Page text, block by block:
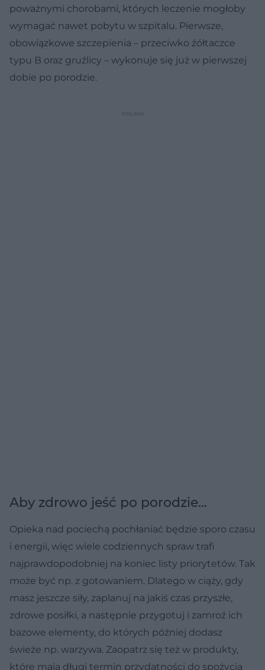
poważnymi chorobami, których leczenie mogłoby
wymagać nawet pobytu w szpitalu. Pierwsze,
obowiązkowe szczepienia – przeciwko żółtaczce
typu B oraz gruźlicy – wykonuje się już w pierwszej
dobie po porodzie.
Aby zdrowo jeść po porodzie...
Opieka nad pociechą pochłaniać będzie sporo czasu
i energii, więc wiele codziennych spraw trafi
najprawdopodobniej na koniec listy priorytetów. Tak
może być np. z gotowaniem. Dlatego w ciąży, gdy
masz jeszcze siły, zaplanuj na jakiś czas przyszłe,
zdrowe posiłki, a następnie przygotuj i zamroź ich
bazowe elementy, do których później dodasz
świeże np. warzywa. Zaopatrz się też w produkty,
które mają długi termin przydatności do spożycia